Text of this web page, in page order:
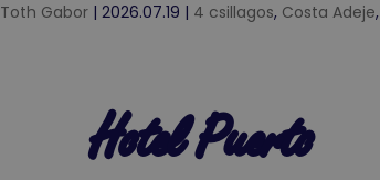
Toth Gabor |2026.07.19 | 4 csillagos, Costa Adeje,
Hotel Puerto